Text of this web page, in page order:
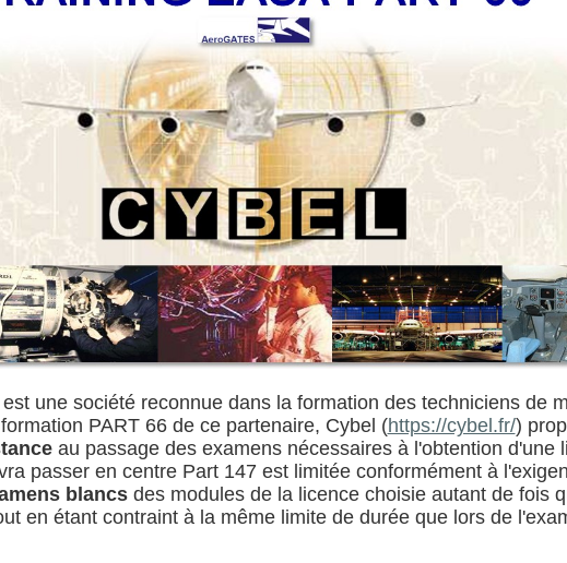
une société reconnue dans la formation des techniciens de
PART 66 de ce partenaire, Cybel (https://cybel.fr/)
au passage des examens nécessaires à l'obtention d'une
passer en centre Part 147 est limitée conformément à
blancs des modules de la licence choisie autant de fois
en étant contraint à la même limite de durée que lors de